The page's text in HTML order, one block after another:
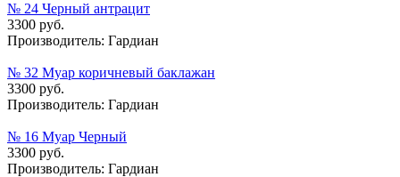
№ 24 Черный антрацит
3300 руб.
Производитель: Гардиан
№ 32 Муар коричневый баклажан
3300 руб.
Производитель: Гардиан
№ 16 Муар Черный
3300 руб.
Производитель: Гардиан